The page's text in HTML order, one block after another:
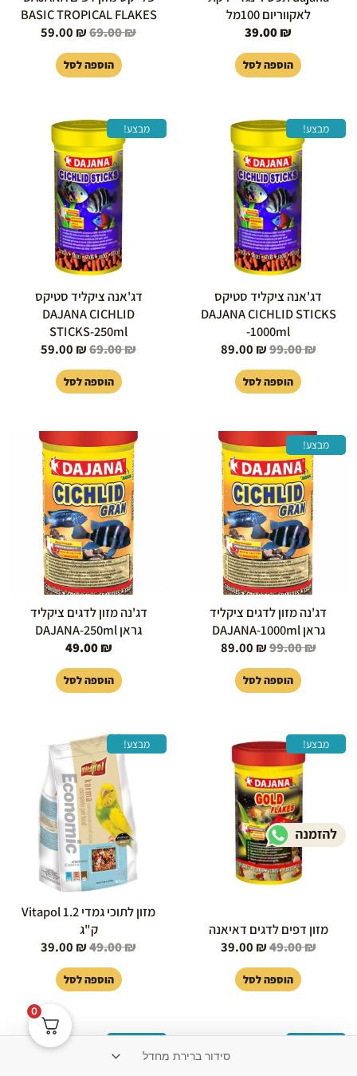
לאקווריום 100מל
39.00₪
הוספה לסל
BASIC TROPICAL FLAKES
69.00₪
59.00 ₪
הוספה לסל
מבצע!
דג'אנה ציקליד סטיקס
DAJANA CICHLID STICKS
-1000ml
99.00₪
המחיר
המקורי
היה:
99.00 ₪.
89.00 ₪
הוספה לסל
מבצע!
דג'אנה ציקליד סטיקס
DAJANA CICHLID
STICKS-250ml
69.00₪
המחיר
המקורי
היה:
69.00 ₪.
59.00 ₪
הוספה לסל
מבצע!
דג'נה מזון לדגים ציקליד
גראן DAJANA-1000ml
99.00₪
המחיר
המקורי
היה:
99.00 ₪.
89.00 ₪
המחיר
הנוכחי
הוספה לסל
דג'נה מזון לדגים ציקליד
גראן DAJANA-250ml
49.00₪
הוספה לסל
מבצע!
מזון דפים לדגים דאיאנה
49.00₪
המחיר
המקורי
היה:
49.00 ₪.
39.00 ₪
הוספה לסל
מבצע!
מזון לתוכי גמדי Vitapol 1.2
ק"ג
49.00₪
המחיר
המקורי
היה:
49.00 ₪.
39.00 ₪
39.00 ₪.
הוספה לסל
המחיר
המקורי
המחיר
הנוכחי
המחיר
המקורי
המחיר
0